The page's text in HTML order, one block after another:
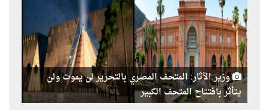
وزير الآثار: المتحف المصري بالتحرير لن يموت ولن
يتأثر بافتتاح المتحف الكبير